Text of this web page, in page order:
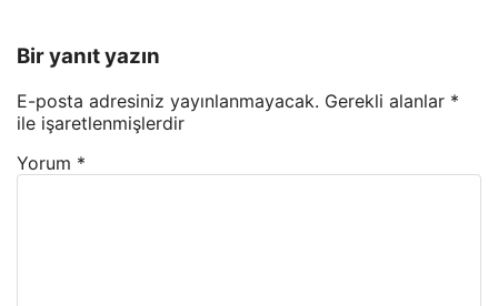
Bir yanıt yazın
E-posta adresiniz yayınlanmayacak. Gerekli alanlar *
ile işaretlenmişlerdir
Yorum *